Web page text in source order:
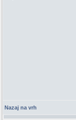
Nazaj na vrh